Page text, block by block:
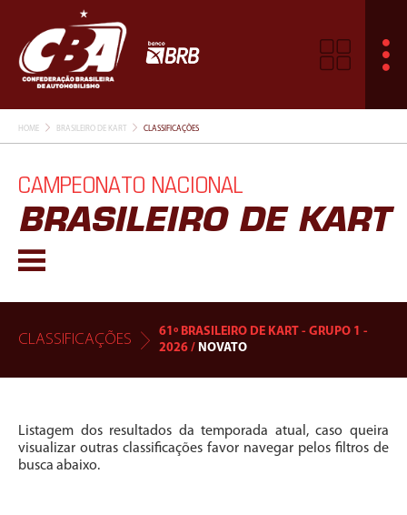
HOME BRASILEIRO DE KART CLASSIFICAÇÕES
CAMPEONATO NACIONAL
BRASILEIRO DE KART
CLASSIFICAÇÕES
61º BRASILEIRO DE KART - GRUPO 1 -
2026 / NOVATO
Listagem dos resultados da temporada atual, caso queira
visualizar outras classificações favor navegar pelos filtros de
busca abaixo.